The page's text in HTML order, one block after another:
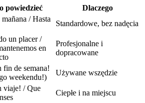
powiedzieć
Dlaczego
mañana / Hasta
Standardowe, bez nadęcia
un placer /
en
Profesjonalne i
dopracowane
fin de semana!
weekendu!)
Używane wszędzie
viaje! / Que
Ciepłe i na miejscu